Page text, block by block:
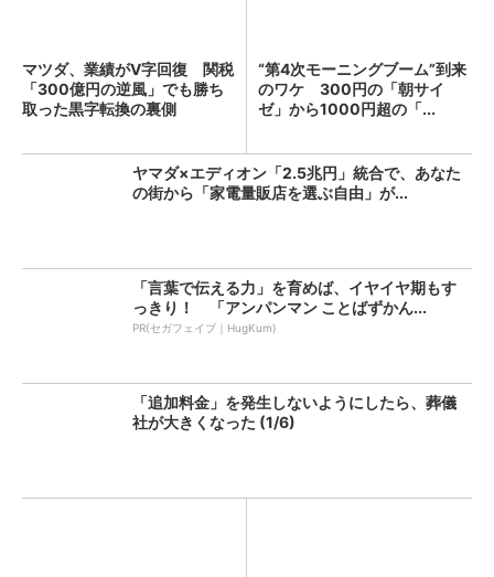
マツダ、業績がV字回復 関税
「300億円の逆風」でも勝ち
取った黒字転換の裏側
“第4次モーニングブーム”到来
のワケ 300円の「朝サイ
ゼ」から1000円超の「...
ヤマダ×エディオン「2.5兆円」統合で、あなた
の街から「家電量販店を選ぶ自由」が...
「言葉で伝える力」を育めば、イヤイヤ期もす
っきり！ 「アンパンマン ことばずかん...
PR(セガフェイブ｜HugKum)
「追加料金」を発生しないようにしたら、葬儀
社が大きくなった (1/6)